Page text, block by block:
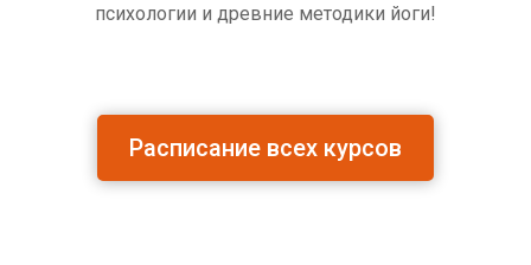
психологии и древние методики йоги!
Расписание всех курсов